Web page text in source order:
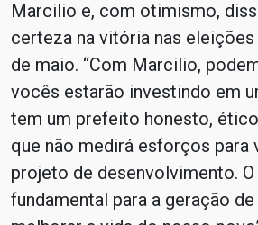
Marcilio e, com otimismo,
certeza na vitória nas
de maio. “Com Marcilio,
vocês estarão investindo em
tem um prefeito honesto,
que não medirá esforços para
projeto de desenvolvimento.
fundamental para a geração